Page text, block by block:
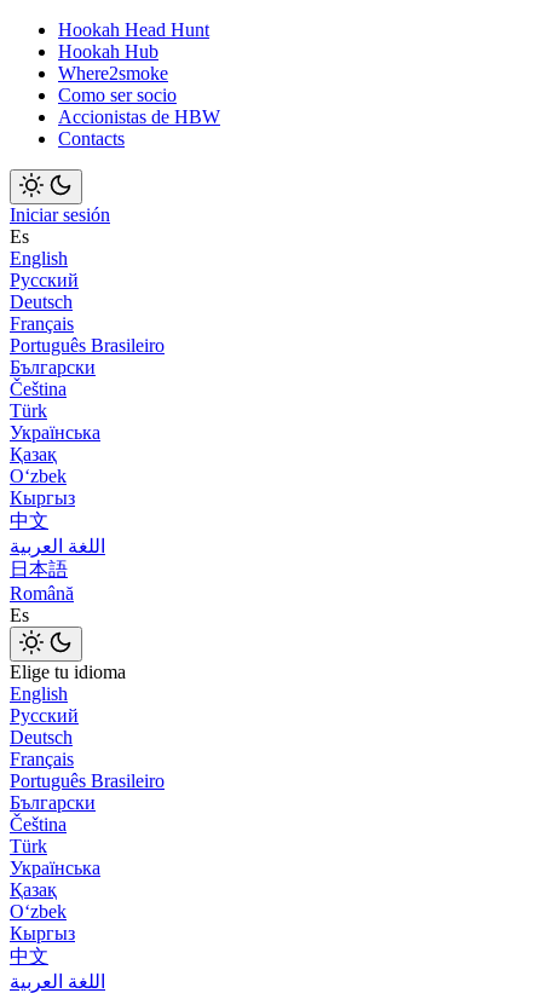
Hookah Head Hunt
Hookah Hub
Where2smoke
Como ser socio
Accionistas de HBW
Contacts
Iniciar sesión
Es
English
Русский
Deutsch
Français
Português Brasileiro
Български
Čeština
Türk
Українська
Қазақ
Оʻzbek
Кыргыз
中文
اللغة العربية
日本語
Română
Es
Elige tu idioma
English
Русский
Deutsch
Français
Português Brasileiro
Български
Čeština
Türk
Українська
Қазақ
Оʻzbek
Кыргыз
中文
اللغة العربية